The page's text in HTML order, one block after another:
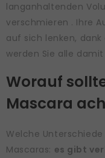
langanhaltenden
verschmieren . Ihre
auf sich lenken,
werden Sie alle
Worauf
Mascara
Welche
Mascaras: es gibt